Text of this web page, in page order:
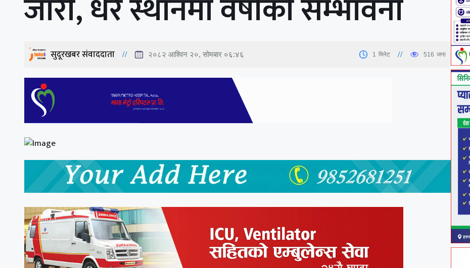
जारी, धेरै स्थानमा वर्षाको सम्भावना
सुदूरखबर संवाददाता २०८२ आश्विन २०, सोमबार ०६:४६ 1 मिनेट 516 जना